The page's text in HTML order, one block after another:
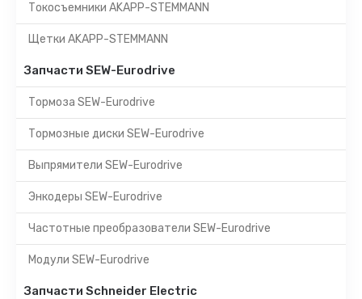
Токосъемники AKAPP-STEMMANN
Щетки AKAPP-STEMMANN
Запчасти SEW-Eurodrive
Тормоза SEW-Eurodrive
Тормозные диски SEW-Eurodrive
Выпрямители SEW-Eurodrive
Энкодеры SEW-Eurodrive
Частотные преобразователи SEW-Eurodrive
Модули SEW-Eurodrive
Запчасти Schneider Electric